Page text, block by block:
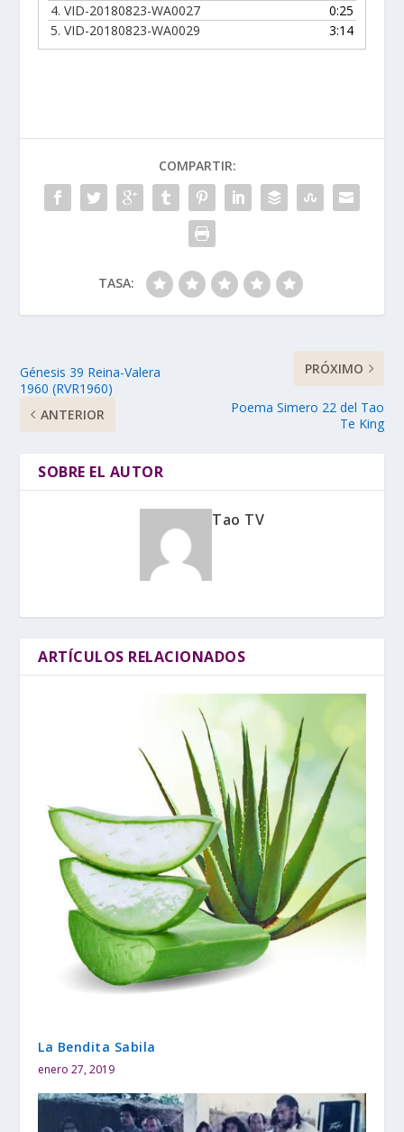
4.VID-20180823-WA0027
0:25
5.VID-20180823-WA0029 3:14
COMPARTIR:
TASA:
Génesis 39 Reina-Valera
1960 (RVR1960)
ANTERIOR
PRÓXIMO
Poema Simero 22 del Tao
Te King
SOBRE EL AUTOR
Tao TV
ARTÍCULOS RELACIONADOS
La Bendita Sabila
enero 27, 2019